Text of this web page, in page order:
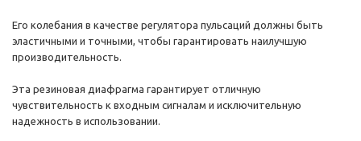
Его колебания в качестве регулятора пульсаций должны быть
эластичными и точными, чтобы гарантировать наилучшую
производительность.
Эта резиновая диафрагма гарантирует отличную
чувствительность к входным сигналам и исключительную
надежность в использовании.